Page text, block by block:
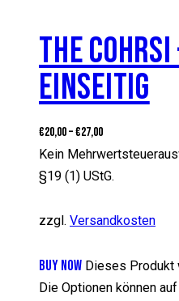
THE
EINSEITIG
€20,00–€27,00
Kein
§19 (1) UStG.
zzgl. Versandkosten
BUY NOW Dieses Produkt
Die Optionen können